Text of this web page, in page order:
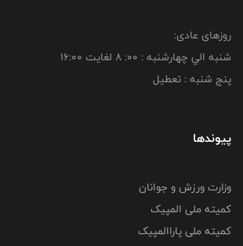
روزهای عادی:
شنبه الي چهارشنبه : 00: 8 لغايت 16:00
پنج شنبه : تعطیل
پیوندها
وزارت ورزش و جوانان
کمیته ملی المپیک
کمیته ملی پاراالمپیک